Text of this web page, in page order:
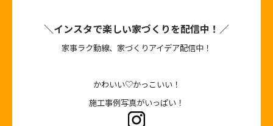
＼インスタで楽しい家づくりを配信中！／
家事ラク動線、家づくりアイデア配信中！
かわいい♡かっこいい！
施工事例写真がいっぱい！